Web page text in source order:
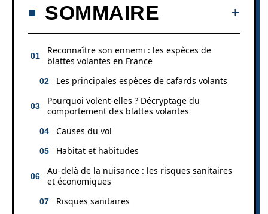
SOMMAIRE
Reconnaître son ennemi : les espèces de
blattes volantes en France
Les principales espèces de cafards volants
Pourquoi volent-elles ? Décryptage du
comportement des blattes volantes
Causes du vol
Habitat et habitudes
Au-delà de la nuisance : les risques sanitaires
et économiques
Risques sanitaires